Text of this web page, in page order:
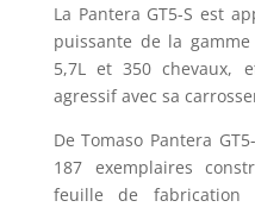
La Pantera GT5-S est
puissante de la
5,7L et 350 chevaux,
agressif avec sa
De Tomaso Pantera
187 exemplaires
feuille de fabrication